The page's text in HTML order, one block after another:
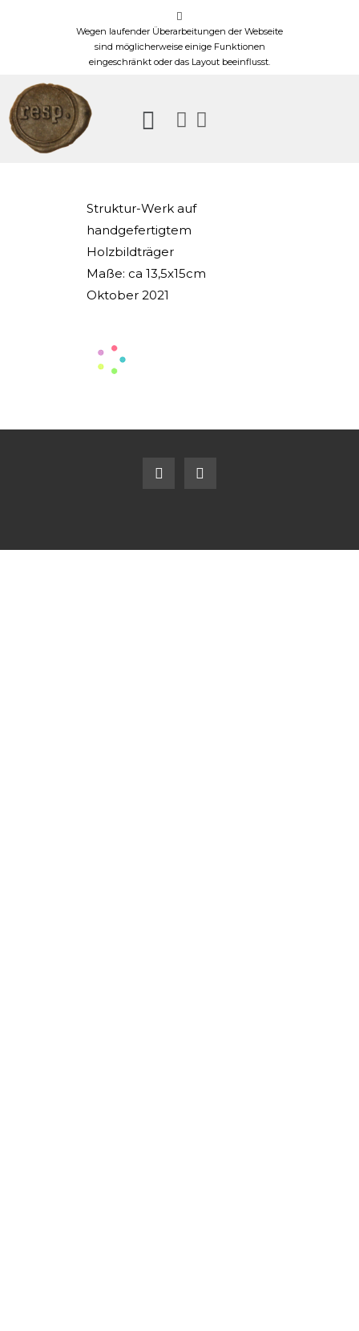
Wegen laufender Überarbeitungen der Webseite
sind möglicherweise einige Funktionen
eingeschränkt oder das Layout beeinflusst.
Struktur-Werk auf
handgefertigtem
Holzbildträger
Maße: ca 13,5x15cm
Oktober 2021